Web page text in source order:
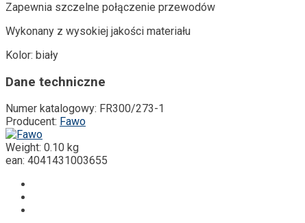
Zapewnia szczelne połączenie przewodów
Wykonany z wysokiej jakości materiału
Kolor: biały
Dane techniczne
Numer katalogowy: FR300/273-1
Producent: Fawo
Weight: 0.10 kg
ean: 4041431003655